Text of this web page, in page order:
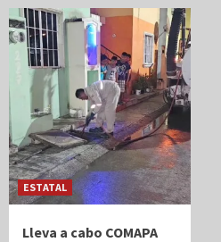
ESTATAL
Lleva a cabo COMAPA